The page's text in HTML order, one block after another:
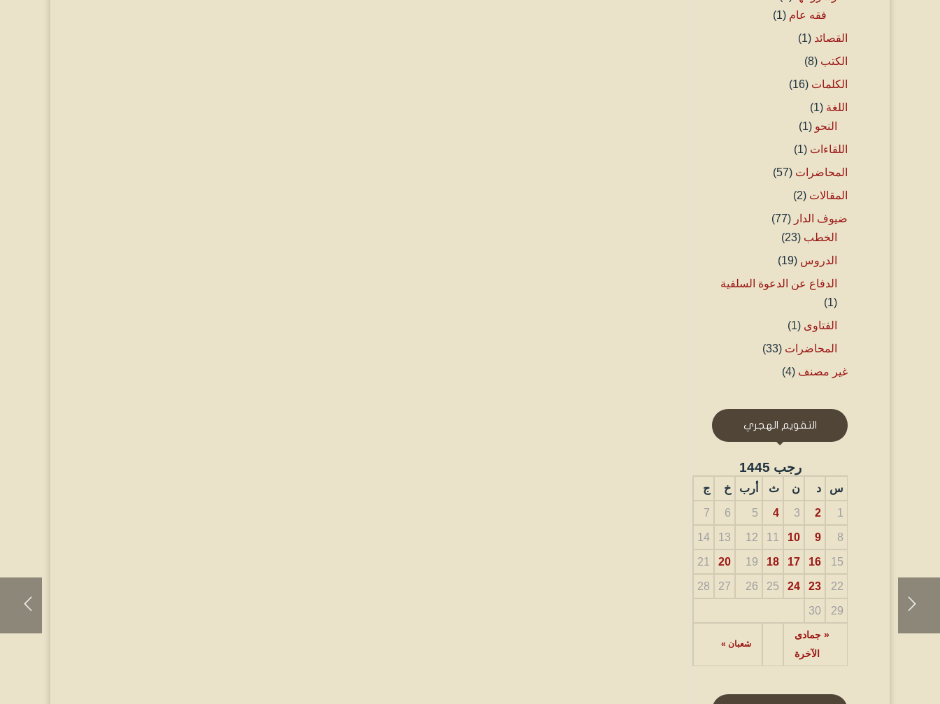
فقه عام (1)
القصائد (1)
الكتب (8)
الكلمات (16)
اللغة (1)
النحو (1)
اللقاءات (1)
المحاضرات (57)
المقالات (2)
ضيوف الدار (77)
الخطب (23)
الدروس (19)
الدفاع عن الدعوة السلفية
(1)
الفتاوى (1)
المحاضرات (33)
غير مصنف (4)
التقويم الهجري
رجب 1445
س د ن ث أرب خ ج
« جمادى
الآخرة
شعبان »
1
2
3
4
5
6
7
8
9
10
11
12
13
14
15
16
17
18
19
20
21
22
23
24
25
26
27
28
29
30